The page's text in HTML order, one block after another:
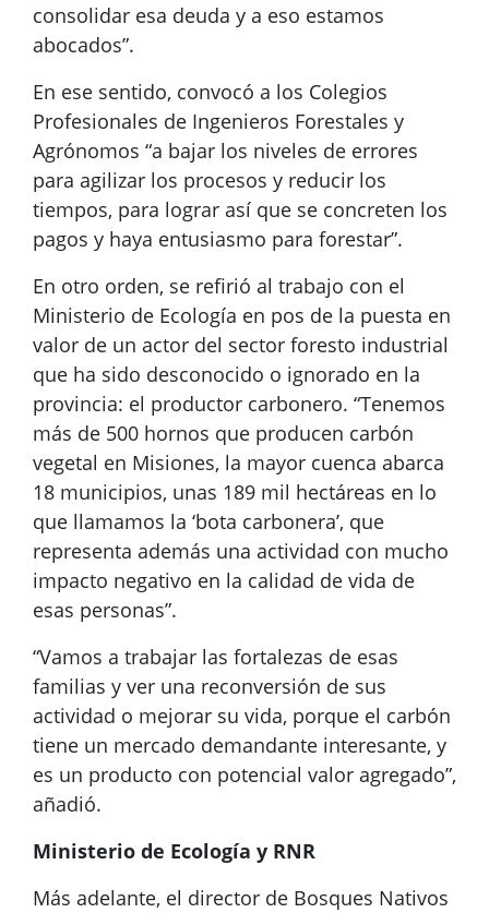
consolidar esa deuda y a eso estamos
abocados”.
En ese sentido, convocó a los Colegios
Profesionales de Ingenieros Forestales y
Agrónomos “a bajar los niveles de errores
para agilizar los procesos y reducir los
tiempos, para lograr así que se concreten los
pagos y haya entusiasmo para forestar”.
En otro orden, se refirió al trabajo con el
Ministerio de Ecología en pos de la puesta en
valor de un actor del sector foresto industrial
que ha sido desconocido o ignorado en la
provincia: el productor carbonero. “Tenemos
más de 500 hornos que producen carbón
vegetal en Misiones, la mayor cuenca abarca
18 municipios, unas 189 mil hectáreas en lo
que llamamos la ‘bota carbonera’, que
representa además una actividad con mucho
impacto negativo en la calidad de vida de
esas personas”.
“Vamos a trabajar las fortalezas de esas
familias y ver una reconversión de sus
actividad o mejorar su vida, porque el carbón
tiene un mercado demandante interesante, y
es un producto con potencial valor agregado”,
añadió.
Ministerio de Ecología y RNR
Más adelante, el director de Bosques Nativos